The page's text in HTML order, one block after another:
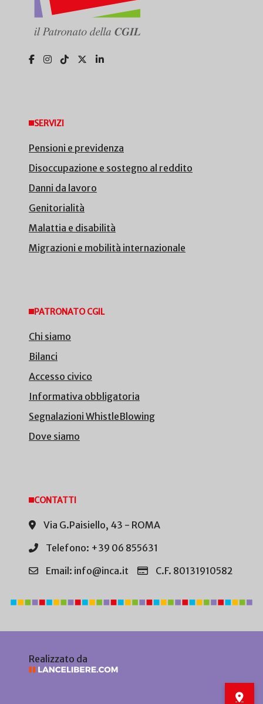
SERVIZI
Pensioni e previdenza
Disoccupazione e sostegno al reddito
Danni da lavoro
Genitorialità
Malattia e disabilità
Migrazioni e mobilità internazionale
PATRONATO CGIL
Chi siamo
Bilanci
Accesso civico
Informativa obbligatoria
Segnalazioni WhistleBlowing
Dove siamo
CONTATTI
Via G.Paisiello, 43 - ROMA
Telefono: +39 06 855631
Email: info@inca.it
C.F. 80131910582
Realizzato da